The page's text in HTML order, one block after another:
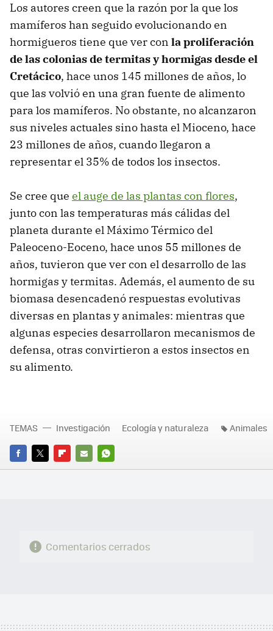
Los autores creen que la razón por la que los
mamíferos han seguido evolucionando en
hormigueros tiene que ver con la proliferación
de las colonias de termitas y hormigas desde el
Cretácico, hace unos 145 millones de años, lo
que las volvió en una gran fuente de alimento
para los mamíferos. No obstante, no alcanzaron
sus niveles actuales sino hasta el Mioceno, hace
23 millones de años, cuando llegaron a
representar el 35% de todos los insectos.
Se cree que el auge de las plantas con flores,
junto con las temperaturas más cálidas del
planeta durante el Máximo Térmico del
Paleoceno-Eoceno, hace unos 55 millones de
años, tuvieron que ver con el desarrollo de las
hormigas y termitas. Además, el aumento de su
biomasa desencadenó respuestas evolutivas
diversas en plantas y animales: mientras que
algunas especies desarrollaron mecanismos de
defensa, otras convirtieron a estos insectos en
su alimento.
FACEBOOK
TWITTERFLIPBOARD
E-
WHATSAPP
TEMAS Investigación Ecología y naturaleza Animales
Comentarios cerrados